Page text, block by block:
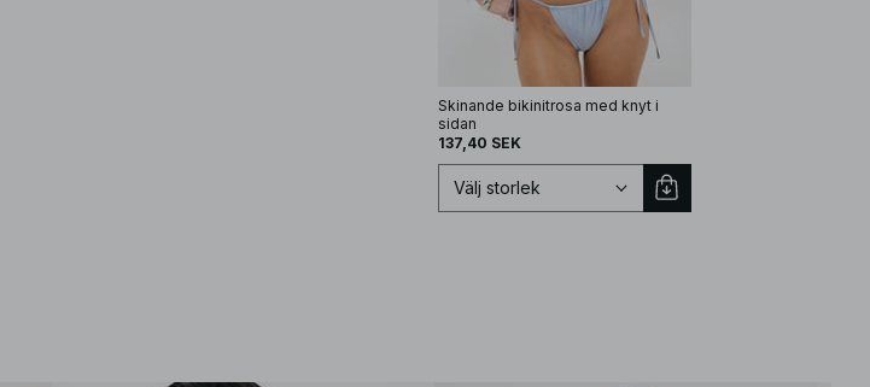
Skinande bikinitrosa med knyt i
sidan
137,40 SEK
Välj storlek